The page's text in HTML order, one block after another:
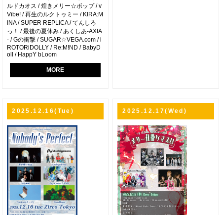
ルドカオス / 煌きメリー☆ボップ / v
Vibe! / 再生のルクトゥミー / KIRA:M
INA / SUPER REPLiCA / てんしろ
っ！ / 最後の夏休み / あくしあ-AXIA
- / Gの衝撃 / SUGAR☆VEGA.­com / i
ROTORiDOLLY / Re:M!ND / BabyD
oll / HappY bLoom
MORE
2025.12.16(Tue) 2025.12.17(Wed)